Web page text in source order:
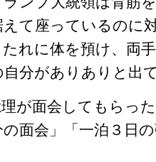
えて座っているのに
れに体を預け、両
分がありありと出
が面会してもらっ
面会」「一泊３日